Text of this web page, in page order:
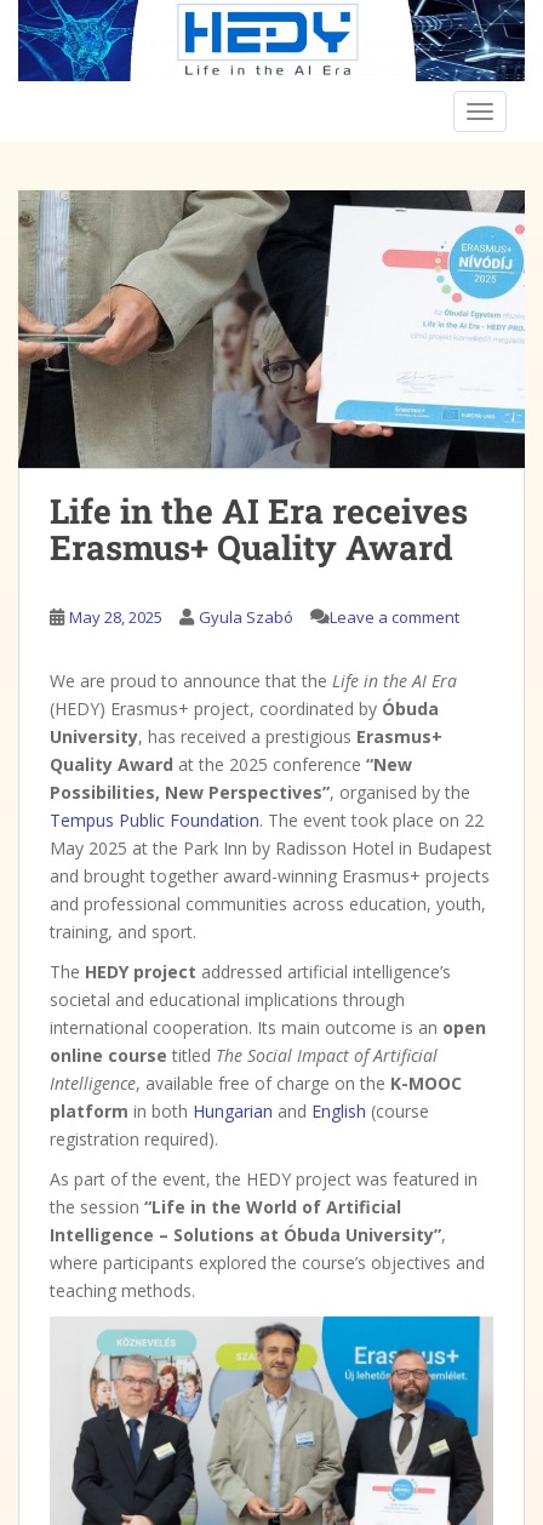
Skip to main content
Life in the AI Era receives
Erasmus+ Quality Award
May 28, 2025 Gyula Szabó Leave a comment
We are proud to announce that the Life in the AI Era
(HEDY) Erasmus+ project, coordinated by Óbuda
University, has received a prestigious Erasmus+
Quality Award at the 2025 conference “New
Possibilities, New Perspectives”, organised by the
Tempus Public Foundation. The event took place on 22
May 2025 at the Park Inn by Radisson Hotel in Budapest
and brought together award-winning Erasmus+ projects
and professional communities across education, youth,
training, and sport.
The HEDY project addressed artificial intelligence’s
societal and educational implications through
international cooperation. Its main outcome is an open
online course titled The Social Impact of Artificial
Intelligence, available free of charge on the K-MOOC
platform in both Hungarian and English (course
registration required).
As part of the event, the HEDY project was featured in
the session “Life in the World of Artificial
Intelligence – Solutions at Óbuda University”,
where participants explored the course’s objectives and
teaching methods.